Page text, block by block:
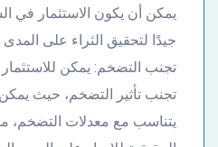
يمكن أن يكون الاستثمار في
جيدًا لتحقيق الثراء على المدى
تجنب التضخم: يمكن
تجنب تأثير التضخم، حيث يمكن
يتناسب مع معدلات التضخم،